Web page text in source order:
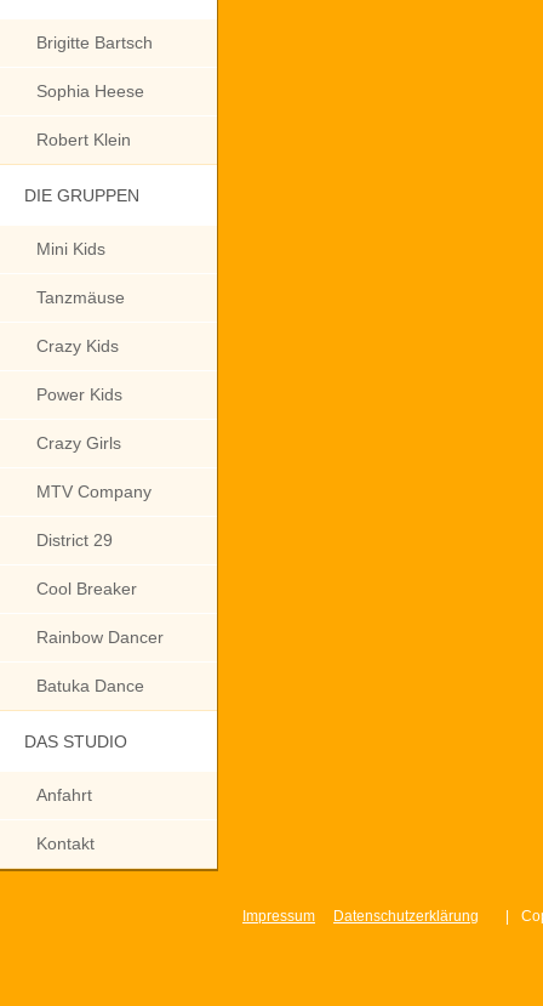
Brigitte Bartsch
Sophia Heese
Robert Klein
DIE GRUPPEN
Mini Kids
Tanzmäuse
Crazy Kids
Power Kids
Crazy Girls
MTV Company
District 29
Cool Breaker
Rainbow Dancer
Batuka Dance
DAS STUDIO
Anfahrt
Kontakt
Impressum Datenschutzerklärung